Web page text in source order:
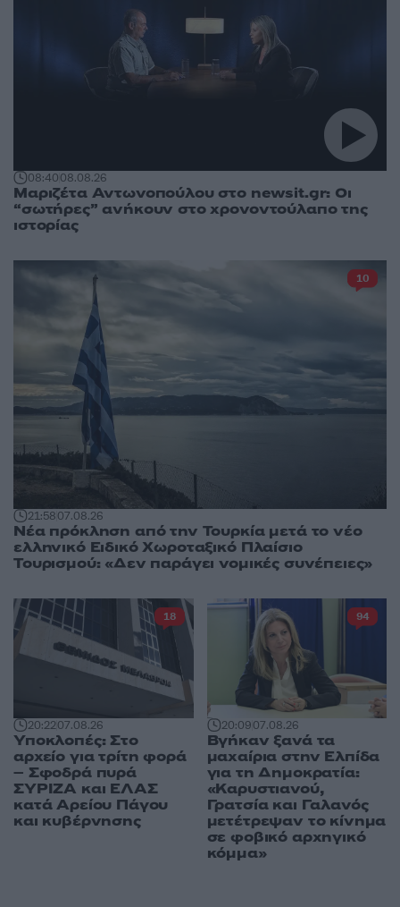
08:4008.08.26
Μαριζέτα Αντωνοπούλου στο newsit.gr: Οι
“σωτήρες” ανήκουν στο χρονοντούλαπο της
ιστορίας
21:5807.08.26
Νέα πρόκληση από την Τουρκία μετά το νέο
ελληνικό Ειδικό Χωροταξικό Πλαίσιο
Τουρισμού: «Δεν παράγει νομικές συνέπειες»
10
20:2207.08.26
Υποκλοπές: Στο
αρχείο για τρίτη φορά
– Σφοδρά πυρά
ΣΥΡΙΖΑ και ΕΛΑΣ
κατά Αρείου Πάγου
και κυβέρνησης
18
20:0907.08.26
Βγήκαν ξανά τα
μαχαίρια στην Ελπίδα
για τη Δημοκρατία:
«Καρυστιανού,
Γρατσία και Γαλανός
μετέτρεψαν το κίνημα
σε φοβικό αρχηγικό
κόμμα»
94